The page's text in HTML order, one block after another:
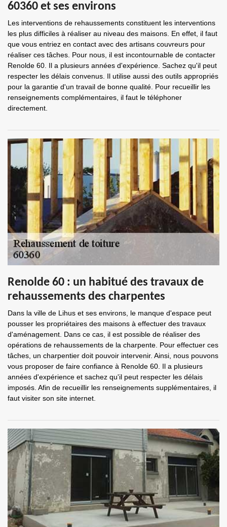
60360 et ses environs
Les interventions de rehaussements constituent les interventions
les plus difficiles à réaliser au niveau des maisons. En effet, il faut
que vous entriez en contact avec des artisans couvreurs pour
réaliser ces tâches. Pour nous, il est incontournable de contacter
Renolde 60. Il a plusieurs années d'expérience. Sachez qu'il peut
respecter les délais convenus. Il utilise aussi des outils appropriés
pour la garantie d'un travail de bonne qualité. Pour recueillir les
renseignements complémentaires, il faut le téléphoner
directement.
Renolde 60 : un habitué des travaux de
rehaussements des charpentes
Dans la ville de Lihus et ses environs, le manque d'espace peut
pousser les propriétaires des maisons à effectuer des travaux
d'aménagement. Dans ce cas, il est possible de réaliser des
opérations de rehaussements de la charpente. Pour effectuer ces
tâches, un charpentier doit pouvoir intervenir. Ainsi, nous pouvons
vous proposer de faire confiance à Renolde 60. Il a plusieurs
années d'expérience et sachez qu'il peut respecter les délais
imposés. Afin de recueillir les renseignements supplémentaires, il
faut visiter son site internet.